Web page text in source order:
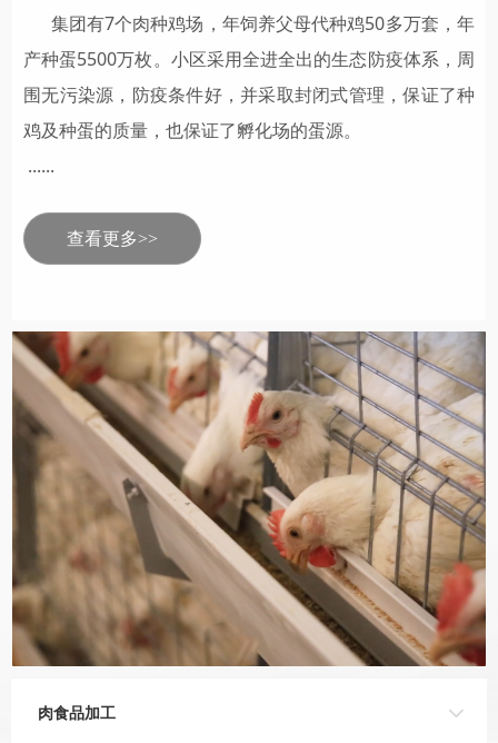
集团有7个肉种鸡场，年饲养父母代种鸡50多万套，年
产种蛋5500万枚。小区采用全进全出的生态防疫体系，周
围无污染源，防疫条件好，并采取封闭式管理，保证了种
鸡及种蛋的质量，也保证了孵化场的蛋源。
......
查看更多>>
肉食品加工